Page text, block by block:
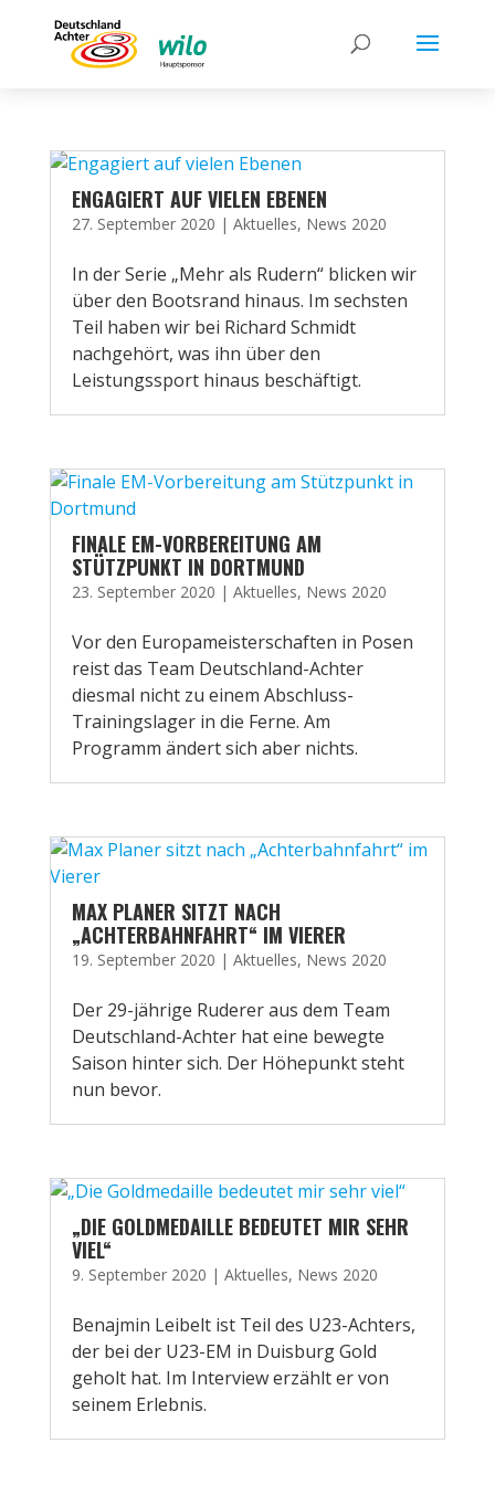
ENGAGIERT AUF VIELEN EBENEN
27. September 2020 | Aktuelles, News 2020
In der Serie „Mehr als Rudern“ blicken wir
über den Bootsrand hinaus. Im sechsten
Teil haben wir bei Richard Schmidt
nachgehört, was ihn über den
Leistungssport hinaus beschäftigt.
FINALE EM-VORBEREITUNG AM
STÜTZPUNKT IN DORTMUND
23. September 2020 | Aktuelles, News 2020
Vor den Europameisterschaften in Posen
reist das Team Deutschland-Achter
diesmal nicht zu einem Abschluss-
Trainingslager in die Ferne. Am
Programm ändert sich aber nichts.
MAX PLANER SITZT NACH
„ACHTERBAHNFAHRT“ IM VIERER
19. September 2020 | Aktuelles, News 2020
Der 29-jährige Ruderer aus dem Team
Deutschland-Achter hat eine bewegte
Saison hinter sich. Der Höhepunkt steht
nun bevor.
„DIE GOLDMEDAILLE BEDEUTET MIR SEHR
VIEL“
9. September 2020 | Aktuelles, News 2020
Benajmin Leibelt ist Teil des U23-Achters,
der bei der U23-EM in Duisburg Gold
geholt hat. Im Interview erzählt er von
seinem Erlebnis.